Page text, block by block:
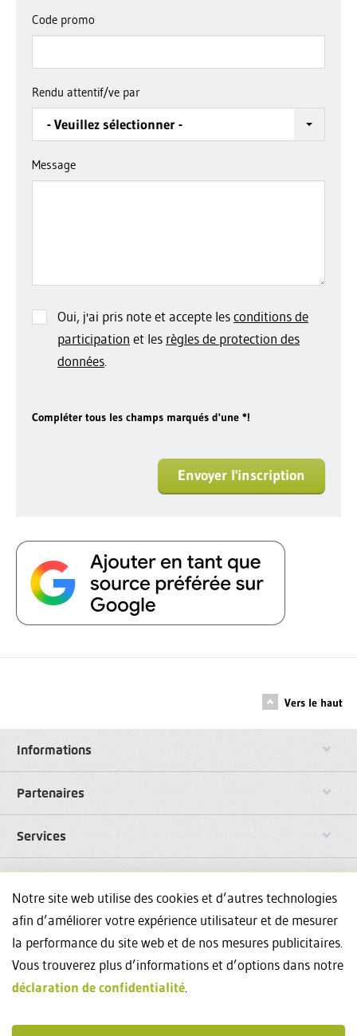
Code promo
Rendu attentif/ve par
- Veuillez sélectionner -
Message
Oui, j'ai pris note et accepte lesconditions de
participation et les règles de protection des
données
Compléter tous les champs marqués d'une *!
Envoyer l'inscription
Vers le haut
Informations
Partenaires
Services
Réseaux sociaux
Avez-vous des questions sur nos formations continues? Nous
sommes à votre disposition au +41444348835 et
Contact
Notre site web utilise des cookies et d’autres technologies
afin d’améliorer votre expérience utilisateur et de mesurer
la performance du site web et de nos mesures publicitaires.
Vous trouverez plus d’informations et d’options dans notre
déclaration de confidentialité